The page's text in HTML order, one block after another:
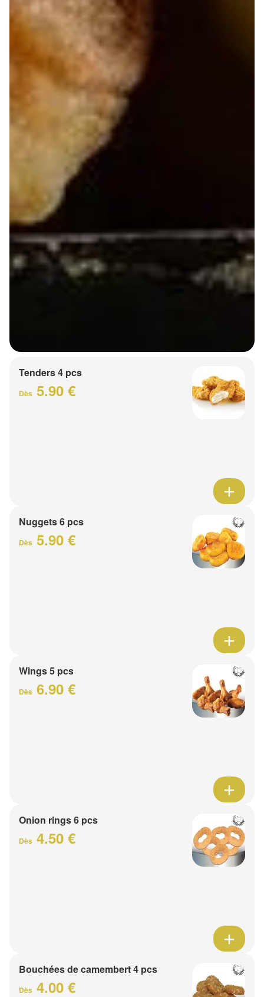
Tenders 4 pcs
Dès 5.90 €
Nuggets 6 pcs
Dès 5.90 €
Wings 5 pcs
Dès 6.90 €
Onion rings 6 pcs
Dès 4.50 €
Bouchées de camembert 4 pcs
Dès 4.00 €